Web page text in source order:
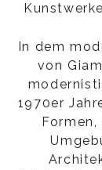
In dem
von
1970er